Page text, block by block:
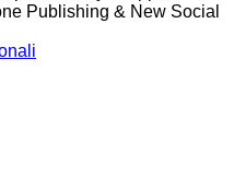
Publishing & New Social